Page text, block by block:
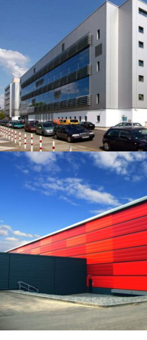
Sächsisches